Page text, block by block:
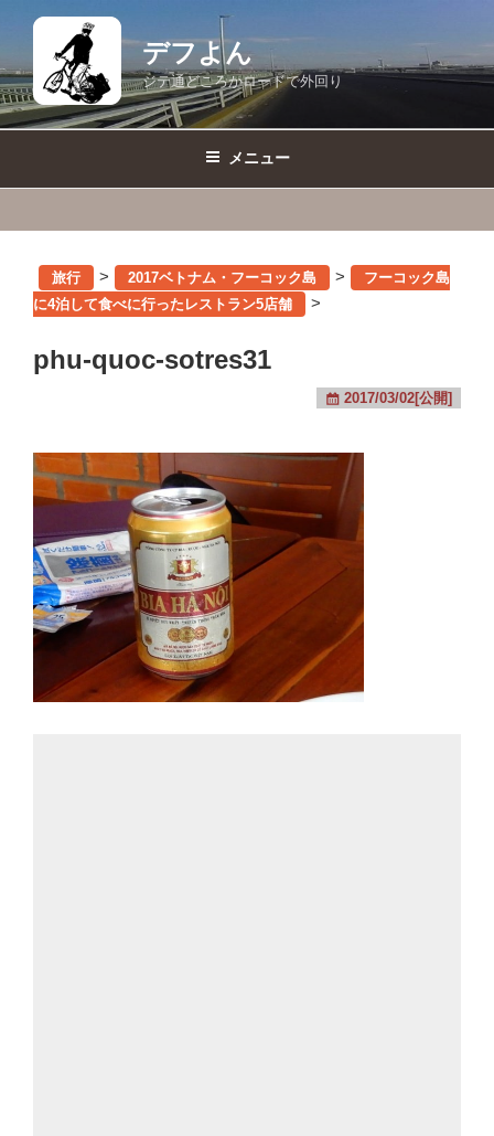
テ
ン
ツ
デフよん
ジテ通どころかロードで外回り
メニュー
旅行 > 2017ベトナム・フーコック島 >
フーコック島
に4泊して食べに行ったレストラン5店舗
>
phu-quoc-sotres31
2017/03/02[公開]